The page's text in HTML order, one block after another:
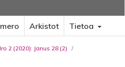
Arkistot Tietoa
2 (2020): Janus 28 (2)
/